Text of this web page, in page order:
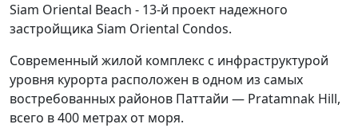
Siam Oriental Beach - 13-й проект надежного
застройщика Siam Oriental Condos.
Современный жилой комплекс с инфраструктурой
уровня курорта расположен в одном из самых
востребованных районов Паттайи — Pratamnak Hill,
всего в 400 метрах от моря.